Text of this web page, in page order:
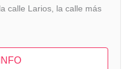
calle Larios, la calle más